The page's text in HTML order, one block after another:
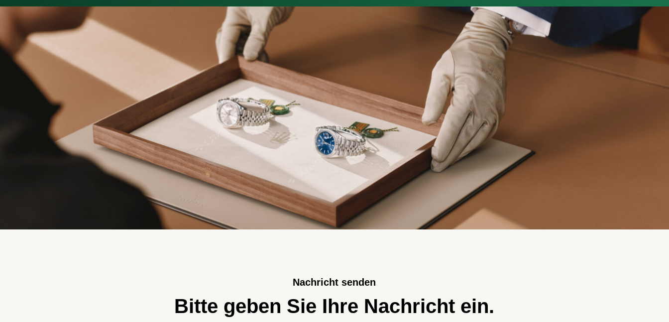
TUDOR
BREITLING
NOMOS GLASHÜTTE
FREDERIQUE CONSTANT
PAUL DESIGN UHRENBEWEGER
MEISTER TRAURINGE
GIRELLO
LEO WITTWER
AL CORO
AMICI
LEITNER 1859
PEARLS & CO
EMIL KRAUS
Nachricht senden
Bitte geben Sie Ihre Nachricht ein.